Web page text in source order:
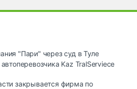
"Пари" через суд в Туле
Kaz TralServiece
закрывается фирма по